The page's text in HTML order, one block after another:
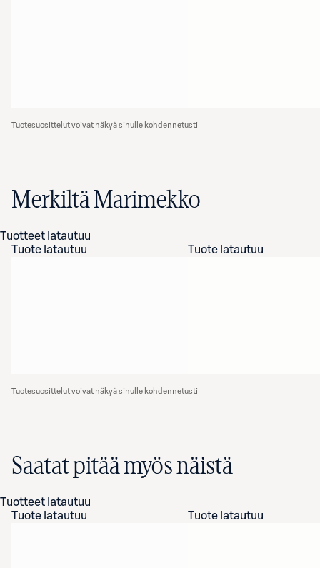
Tuotesuosittelut voivat näkyä sinulle kohdennetusti
Merkiltä Marimekko
Tuotteet latautuu
Tuote latautuu
Tuote latautuu
Tuotesuosittelut voivat näkyä sinulle kohdennetusti
Saatat pitää myös näistä
Tuotteet latautuu
Tuote latautuu
Tuote latautuu